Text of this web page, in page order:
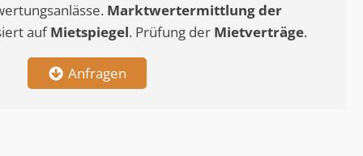
Marktwertermittlungder
aufMietspiegel. Prüfung der Mietverträge.
Anfragen